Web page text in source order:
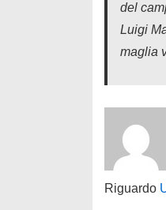
del
Luigi
maglia
Riguardo